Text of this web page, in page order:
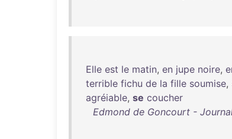
Elle est le matin, en jupe noire,
terrible fichu de la fille soumise,
agréiable, se coucher
Edmond de Goncourt -